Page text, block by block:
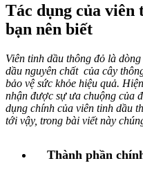
Tác dụng của viên
bạn nên biết
Viên tinh dầu thông đỏ là
dầu nguyên chất của cây
bảo vệ sức khỏe hiệu quả.
nhận được sự ưa chuộng của
dụng chính của viên tinh dầu
tới vậy, trong bài viết này
Thành phần